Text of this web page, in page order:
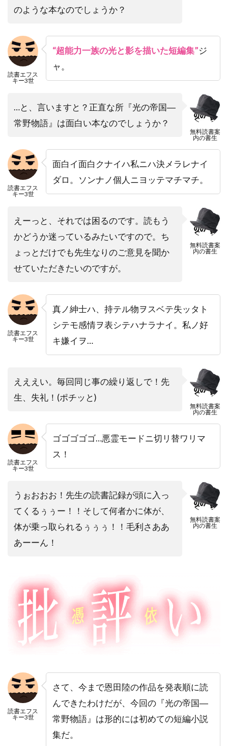
のような本なのでしょうか？
読書エフス
キー3世
“超能力一族の光と影を描いた短編集”ジ
ャ。
無料読書案
内の書生
…と、言いますと？正直な所『光の帝国―
常野物語』は面白い本なのでしょうか？
読書エフス
キー3世
面白イ面白クナイハ私ニハ決メラレナイ
ダロ。ソンナノ個人ニヨッテマチマチ。
無料読書案
内の書生
えーっと、それでは困るのです。読もう
かどうか迷っているみたいですので。ち
ょっとだけでも先生なりのご意見を聞か
せていただきたいのですが。
読書エフス
キー3世
真ノ紳士ハ、持テル物ヲスベテ失ッタト
シテモ感情ヲ表シテハナラナイ。私ノ好
キ嫌イヲ…
無料読書案
内の書生
えええい。毎回同じ事の繰り返しで！先
生、失礼！(ポチッと)
読書エフス
キー3世
ゴゴゴゴゴ…悪霊モードニ切リ替ワリマ
ス！
無料読書案
内の書生
うぉおおお！先生の読書記録が頭に入っ
てくるぅぅー！！そして何者かに体が、
体が乗っ取られるぅぅぅ！！毛利さああ
あーーん！
読書エフス
キー3世
さて、今まで恩田陸の作品を発表順に読
んできたわけだが、今回の『光の帝国―
常野物語』は形的には初めての短編小説
集だ。